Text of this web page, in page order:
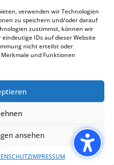
verwenden wir Technologien
zu speichern und/oder darauf
zustimmst, können wir
IDs auf dieser Website
nicht erteilst oder
und Funktionen
ansehen
IMPRESSUM
Present